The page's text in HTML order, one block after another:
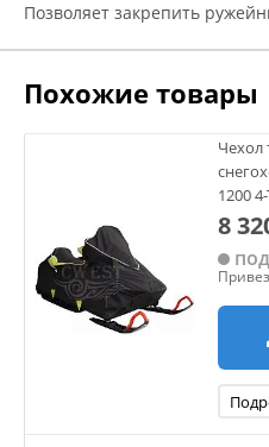
Позволяет закрепить
Похожие товары
Чехол
1200
8